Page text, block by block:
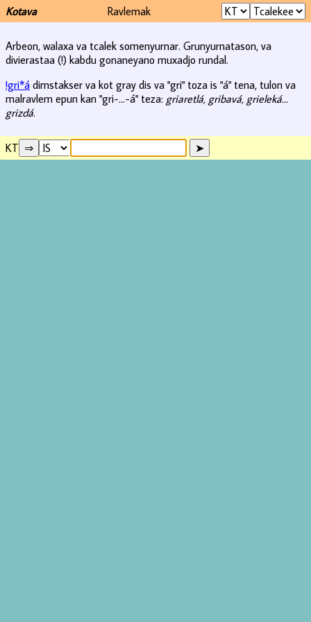
Kotava Ravlemak
Arbeon, walaxa va tcalek somenyurnar. Grunyurnatason, va
divierastaa (!) kabdu gonaneyano muxadjo rundal.
!gri*á dimstakser va kot gray dis va "gri" toza is "á" tena, tulon va
malravlem epun kan "gri-...-á" teza: griaretlá, gribavá, grieleká...
grizdá.
KT